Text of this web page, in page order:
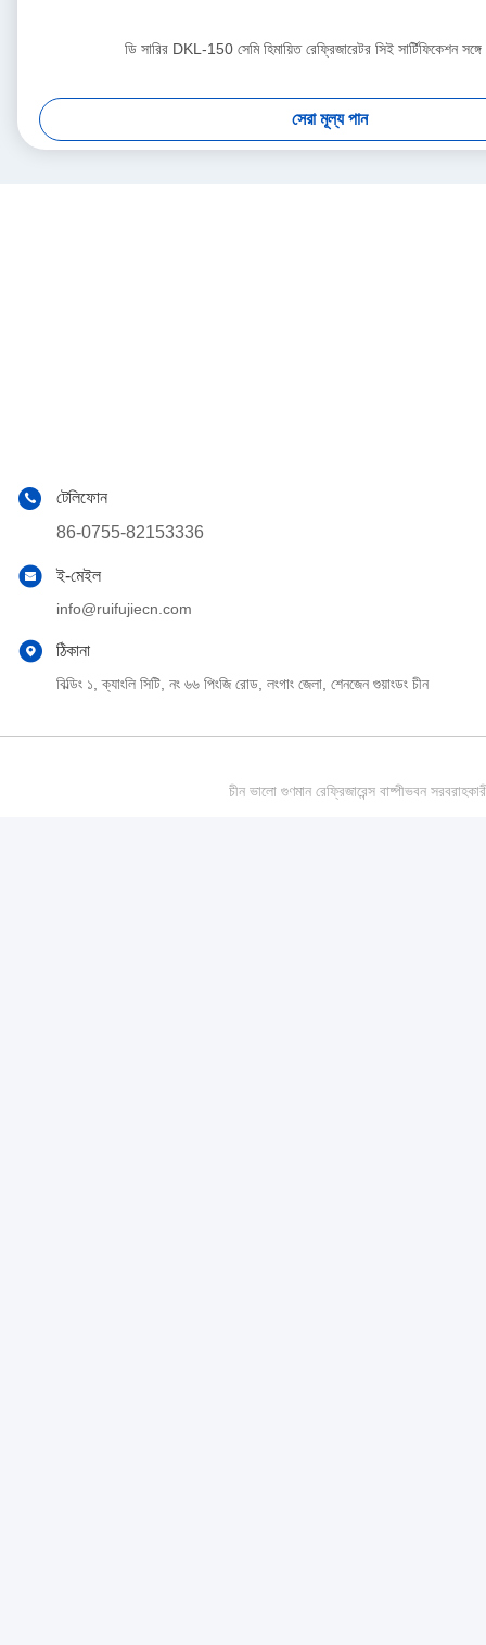
ডি সারির DKL-150 সেমি হিমায়িত রেফ্রিজারেটর সিই সার্টিফিকেশন
সেরা মূল্য পান
টেলিফোন
86-0755-82153336
ই-মেইল
info@ruifujiecn.com
ঠিকানা
বিল্ডিং ১, ক্যাংলি সিটি, নং ৬৬ পিংজি রোড, লংগাং জেলা, শেনজেন গুয়াংডং চীন
চীন ভালো গুণমান রেফ্রিজারেন্স বাষ্পীভবন